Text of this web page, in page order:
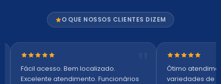
O QUE NOSSOS CLIENTES DIZEM
Nota 5 de 5 estrelas
Fácil acesso. Bem localizado.
Excelente atendimento. Funcionários
Nota 5 de 5
Ótimo
variedades de